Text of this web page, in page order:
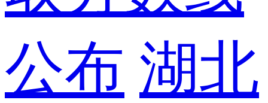
公布 湖北